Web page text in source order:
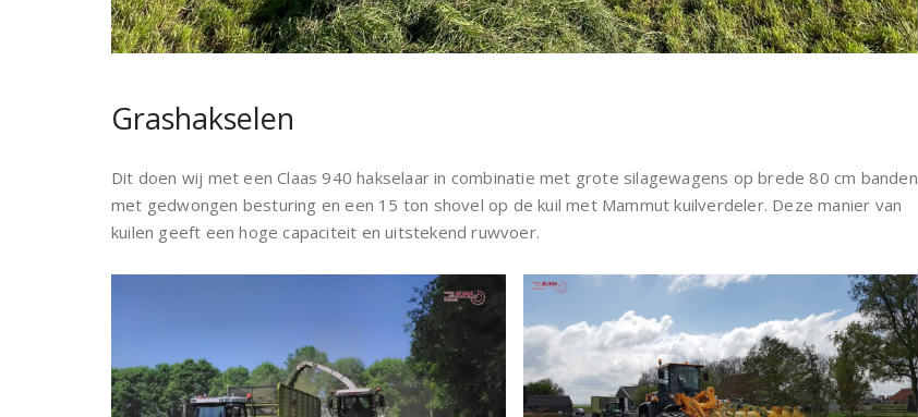
Grashakselen
Dit doen wij met een Claas 940 hakselaar in combinatie met grote silagewagens op brede 80 cm banden
met gedwongen besturing en een 15 ton shovel op de kuil met Mammut kuilverdeler. Deze manier van
kuilen geeft een hoge capaciteit en uitstekend ruwvoer.